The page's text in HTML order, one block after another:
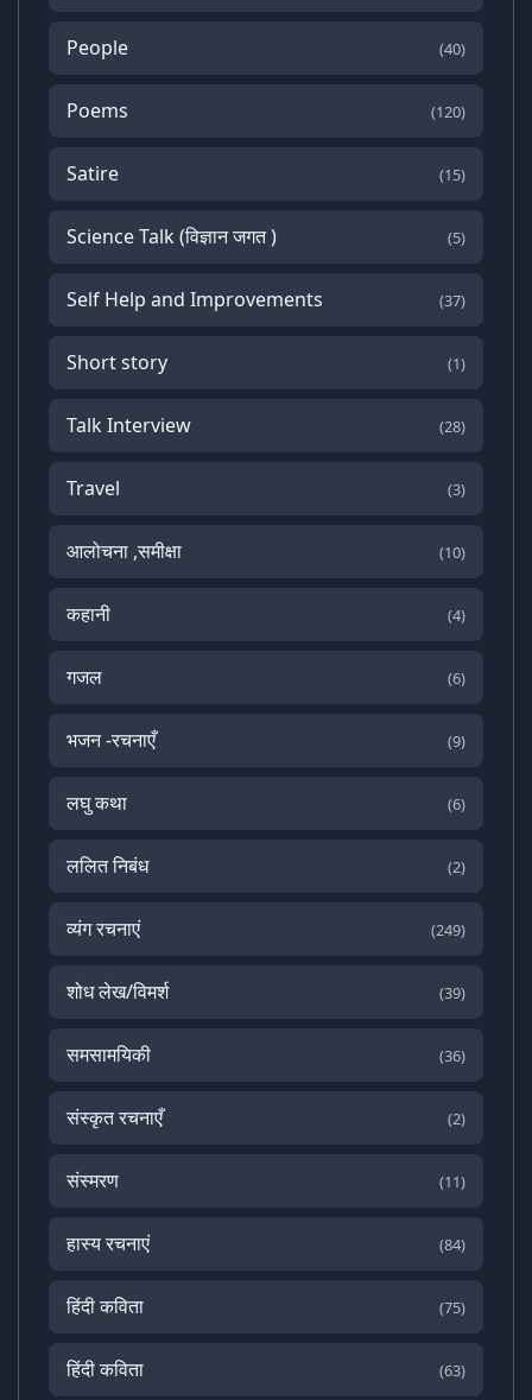
People (40)
Poems (120)
Satire (15)
Science Talk (विज्ञान जगत ) (5)
Self Help and Improvements (37)
Short story (1)
Talk Interview (28)
Travel (3)
आलोचना ,समीक्षा (10)
कहानी (4)
गजल (6)
भजन -रचनाएँ (9)
लघु कथा (6)
ललित निबंध (2)
व्यंग रचनाएं (249)
शोध लेख/विमर्श (39)
समसामयिकी (36)
संस्कृत रचनाएँ (2)
संस्मरण (11)
हास्य रचनाएं (84)
हिंदी कविता (75)
हिंदी कविता (63)